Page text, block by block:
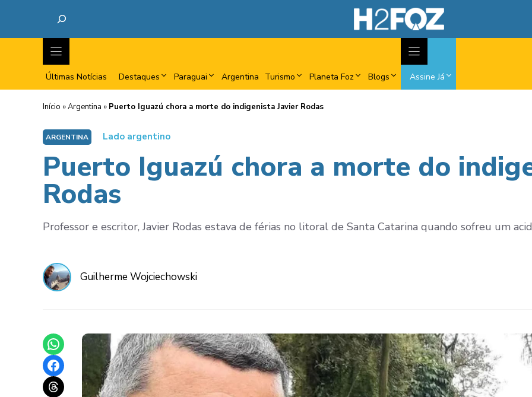
Últimas Notícias Destaques Paraguai Argentina Turismo Planeta Foz Blogs Assine Já
Início »Argentina » Puerto Iguazú chora a morte do indigenista Javier Rodas
ARGENTINA Lado argentino
Puerto Iguazú chora a morte do
Rodas
Professor e escritor, Javier Rodas estava de férias no litoral de Santa Catarina quando sofreu um
Guilherme Wojciechowski
Share on WhatsApp
Share on Facebook
Share on Threads